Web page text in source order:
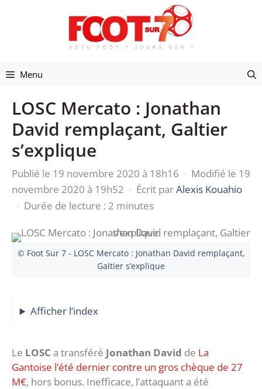
Menu
LOSC Mercato : Jonathan
David remplaçant, Galtier
s’explique
Publié le 19 novembre 2020 à 18h16 · Modifié le 19
novembre 2020 à 19h52 · Écrit parAlexis Kouahio
· Durée de lecture : 2 minutes
© Foot Sur 7 - LOSC Mercato : Jonathan David remplaçant,
Galtier s’explique
Afficher l’index
Le LOSC a transféré Jonathan David de La
Gantoise l’été dernier contre un gros chèque de 27
M€, hors bonus. Inefficace, l’attaquant a été